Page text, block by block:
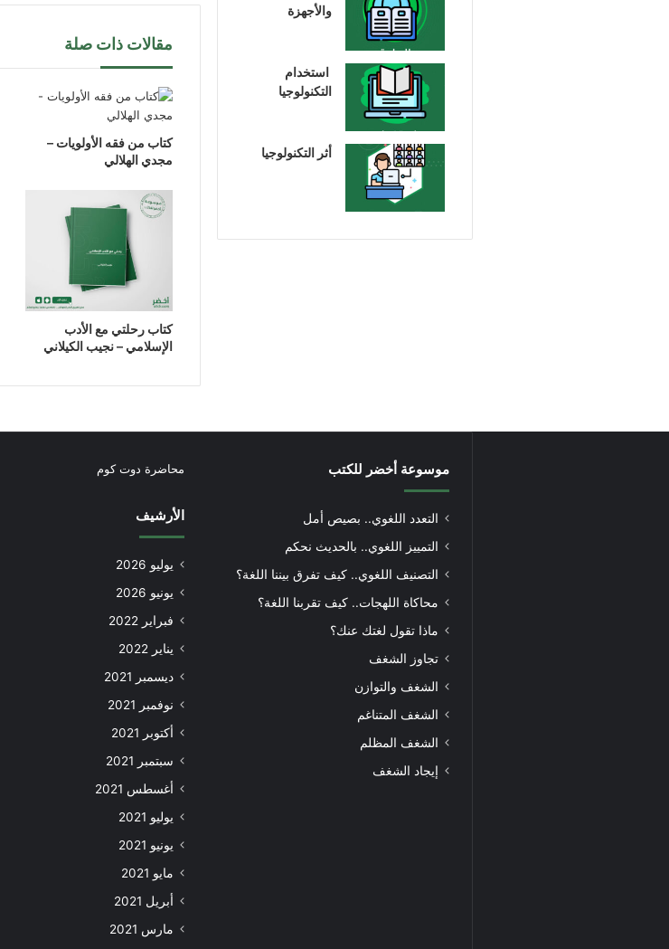
مقالات ذات صلة
كتاب من فقه الأولويات –
مجدي الهلالي
كتاب رحلتي مع الأدب
الإسلامي – نجيب الكيلاني
والأجهزة
استخدام
التكنولوجيا
أثر التكنولوجيا
موسوعة أخضر للكتب
التعدد اللغوي.. بصيص أمل
التمييز اللغوي.. بالحديث نحكم
التصنيف اللغوي.. كيف تفرق بيننا اللغة؟
محاكاة اللهجات.. كيف تقربنا اللغة؟
ماذا تقول لغتك عنك؟
تجاوز الشغف
الشغف والتوازن
الشغف المتناغم
الشغف المظلم
إيجاد الشغف
محاضرة دوت كوم
الأرشيف
يوليو 2026
يونيو 2026
فبراير 2022
يناير 2022
ديسمبر 2021
نوفمبر 2021
أكتوبر 2021
سبتمبر 2021
أغسطس 2021
يوليو 2021
يونيو 2021
مايو 2021
أبريل 2021
مارس 2021